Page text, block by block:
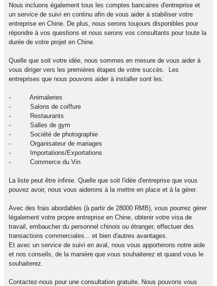
Nous incluons également tous les comptes bancaires d'entreprise et
un service de suivi en continu afin de vous aider à stabiliser votre
entreprise en Chine. De plus, nous serons toujours disponibles pour
répondre à vos questions et nous serons vos consultants pour toute la
durée de votre projet en Chine.
Quelle que soit votre idée, nous sommes en mesure de vous aider à
vous diriger vers les premières étapes de votre succès. Les
entreprises que nous pouvons aider à installer sont les:
- Animaleries
- Salons de coiffure
- Restaurants
- Salles de gym
- Société de photographie
- Organisateur de mariages
- Importations/Exportations
- Commerce du Vin
La liste peut être infinie. Quelle que soit l'idée d'entreprise que vous
pouvez avoir, nous vous aiderons à la mettre en place et à la gérer.
Avec des frais abordables (à partir de 28000 RMB), vous pourrez gérer
légalement votre propre entreprise en Chine, obtenir votre visa de
travail, embaucher du personnel chinois ou étranger, effectuer des
transactions commerciales... et bien d'autres avantages.
Et avec un service de suivi en aval, nous vous apporterons notre aide
et nos conseils, de la manière que vous souhaiterez et quand vous le
souhaiterez.
Contactez-nous pour une consultation gratuite. Nous pouvons vous